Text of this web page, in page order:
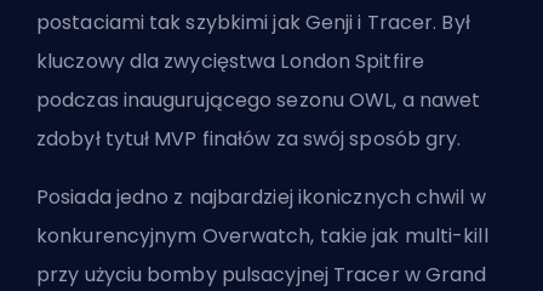
postaciami tak szybkimi jak Genji i Tracer. Był
kluczowy dla zwycięstwa London Spitfire
podczas inaugurującego sezonu OWL, a nawet
zdobył tytuł MVP finałów za swój sposób gry.
Posiada jedno z najbardziej ikonicznych chwil w
konkurencyjnym Overwatch, takie jak multi-kill
przy użyciu bomby pulsacyjnej Tracer w Grand